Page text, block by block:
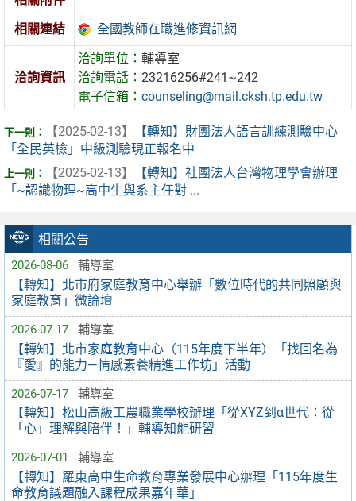
相關公告
2026-08-06 輔導室
【轉知】北市府家庭教育中心舉辦「數位時代的共同照顧與
家庭教育」微論壇
2026-07-17 輔導室
【轉知】北市家庭教育中心（115年度下半年）「找回名為
『愛』的能力—情感素養精進工作坊」活動
2026-07-17 輔導室
【轉知】松山高級工農職業學校辦理「從XYZ到α世代：從
「心」理解與陪伴！」輔導知能研習
2026-07-01 輔導室
【轉知】羅東高中生命教育專業發展中心辦理「115年度生
命教育議題融入課程成果嘉年華」
相關連結
全國教師在職進修資訊網
洽詢資訊
洽詢單位：輔導室
洽詢電話：23216256#241~242
電子信箱：counseling@mail.cksh.tp.edu.tw
【2025-02-13】
【轉知】財團法人語言訓練測驗中心
「全民英檢」中級測驗現正報名中
【2025-02-13】
【轉知】社團法人台灣物理學會辦理
「~認識物理~高中生與系主任對 ...